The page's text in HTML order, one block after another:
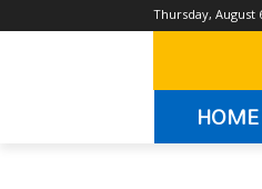
Thursday, August
HOME